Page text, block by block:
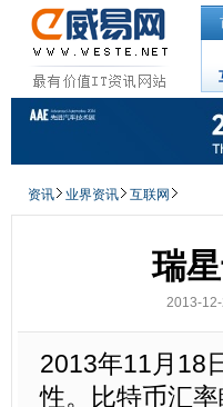
资讯 业界资讯 互联网
瑞
2013-
2013年11月18
性。比特币汇